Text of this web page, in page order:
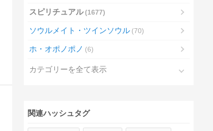
スピリチュアル 1677
ソウルメイト・ツインソウル 70
ホ・オポノポノ 6
カテゴリーを全て表示
関連ハッシュタグ